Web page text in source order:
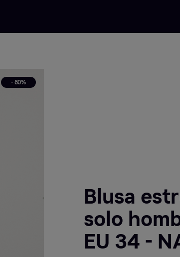
- 80%
Blusa
solo
EU 34 -